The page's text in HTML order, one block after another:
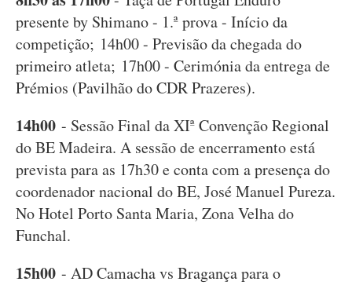
presente by Shimano - 1.ª prova - Início da
competição; 14h00 - Previsão da chegada do
primeiro atleta; 17h00 - Cerimónia da entrega de
Prémios (Pavilhão do CDR Prazeres).
14h00 - Sessão Final da XIª Convenção Regional
do BE Madeira. A sessão de encerramento está
prevista para as 17h30 e conta com a presença do
coordenador nacional do BE, José Manuel Pureza.
No Hotel Porto Santa Maria, Zona Velha do
Funchal.
15h00 - AD Camacha vs Bragança para o